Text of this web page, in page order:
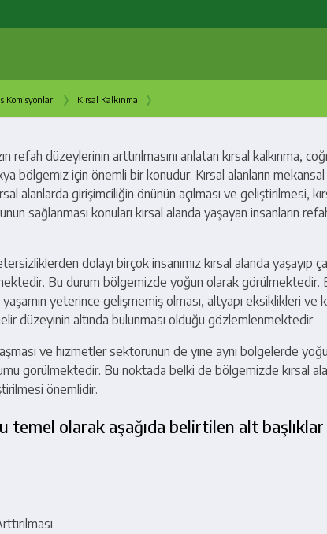
Komisyonları › Kırsal Kalkınma ›
refah düzeylerinin arttırılmasını anlatan kırsal kalkınma,
bölgemiz için önemli bir konudur. Kırsal alanların
alanlarda girişimciliğin önünün açılması ve geliştirilmesi,
sağlanması konuları kırsal alanda yaşayan insanların
dolayı birçok insanımız kırsal alanda yaşayıp
Bu durum bölgemizde yoğun olarak görülmektedir.
yeterince gelişmemiş olması, altyapı eksiklikleri ve
düzeyinin altında bulunması olduğu gözlemlenmektedir.
ve hizmetler sektörünün de yine aynı bölgelerde
görülmektedir. Bu noktada belki de bölgemizde kırsal
önemlidir.
temel olarak aşağıda belirtilen alt